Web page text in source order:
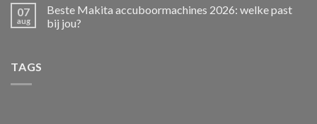
07
aug
Beste Makita accuboormachines 2026: welke past
bij jou?
TAGS